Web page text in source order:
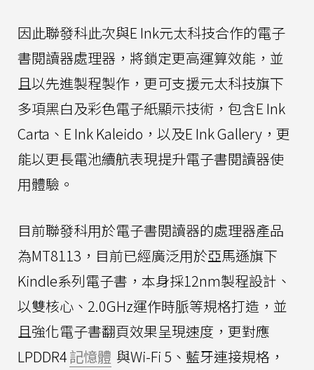
因此聯發科此次與E Ink元太科技合作的電子
書閱讀器處理器，將鎖定更高運算效能，並
且以先進製程製作，更可支援元太科技旗下
多項黑白及彩色電子紙顯示技術，包含E Ink
Carta、E Ink Kaleido，以及E Ink Gallery，更
能以更長電池續航表現提升電子書閱讀器使
用體驗。
目前聯發科用於電子書閱讀器的處理器產品
為MT8113，目前已經廣泛用於亞馬遜旗下
Kindle系列電子書，本身採12nm製程設計、
以雙核心、2.0GHz運作時脈等規格打造，並
且強化電子書翻頁效果呈現速度，更對應
LPDDR4記憶體 與Wi-Fi 5、藍牙連接規格，